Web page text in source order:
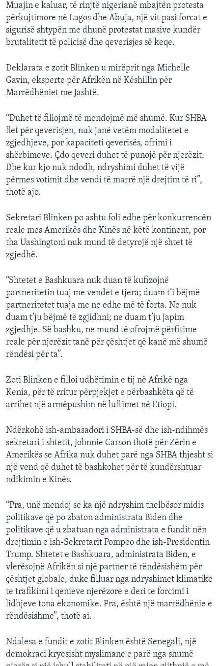
Muajin e kaluar, të rinjtë nigerianë mbajtën protesta
përkujtimore në Lagos dhe Abuja, një vit pasi forcat e
sigurisë shtypën me dhunë protestat masive kundër
brutalitetit të policisë dhe qeverisjes së keqe.
Deklarata e zotit Blinken u mirëprit nga Michelle
Gavin, eksperte për Afrikën në Këshillin për
Marrëdhëniet me Jashtë.
“Duhet të fillojmë të mendojmë më shumë. Kur SHBA
flet për qeverisjen, nuk janë vetëm modalitetet e
zgjedhjeve, por kapaciteti qeverisës, ofrimi i
shërbimeve. Çdo qeveri duhet të punojë për njerëzit.
Dhe kur kjo nuk ndodh, ndryshimi duhet të vijë
përmes votimit dhe vendi të marrë një drejtim të ri”,
thotë ajo.
Sekretari Blinken po ashtu foli edhe për konkurrencën
reale mes Amerikës dhe Kinës në këtë kontinent, por
tha Uashingtoni nuk mund të detyrojë një shtet të
zgjedhë.
“Shtetet e Bashkuara nuk duan të kufizojnë
partneritetin tuaj me vendet e tjera; duam t’i bëjmë
partneritetet tuaja me ne edhe më të forta. Ne nuk
duam t’ju bëjmë të zgjidhni; ne duam t’ju japim
zgjedhje. Së bashku, ne mund të ofrojmë përfitime
reale për njerëzit tanë për çështjet që kanë më shumë
rëndësi për ta”.
Zoti Blinken e filloi udhëtimin e tij në Afrikë nga
Kenia, për të rritur përpjekjet e përbashkëta që të
arrihet një armëpushim në luftimet në Etiopi.
Ndërkohë ish-ambasadori i SHBA-së dhe ish-ndihmës
sekretari i shtetit, Johnnie Carson thotë për Zërin e
Amerikës se Afrika nuk duhet parë nga SHBA thjesht si
një vend që duhet të bashkohet për të kundërshtuar
ndikimin e Kinës.
“Pra, unë mendoj se ka një ndryshim thelbësor midis
politikave që po zbaton administrata Biden dhe
politikave që u zbatuan nga administrata e fundit nën
drejtimin e ish-Sekretarit Pompeo dhe ish-Presidentin
Trump. Shtetet e Bashkuara, administrata Biden, e
vlerësojnë Afrikën si një partner të rëndësishëm për
çështjet globale, duke filluar nga ndryshimet klimatike
te trafikimi i qenieve njerëzore e deri te forcimi i
lidhjeve tona ekonomike. Pra, është një marrëdhënie e
rëndësishme”, thotë ai.
Ndalesa e fundit e zotit Blinken është Senegali, një
demokraci kryesisht myslimane e parë nga shumë